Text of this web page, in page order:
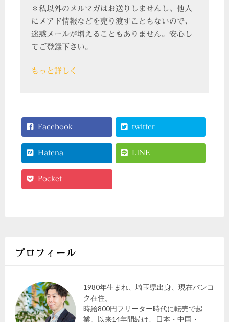
＊私以外のメルマガはお送りしませんし、他人
にメアド情報などを売り渡すこともないので、
迷惑メールが増えることもありません。安心し
てご登録下さい。
もっと詳しく
Facebook twitter
Hatena LINE
Pocket
プロフィール
1980年生まれ、埼玉県出身、現在バンコ
ク在住。
時給800円フリーター時代に転売で起
業。以来14年間続け、日本・中国・